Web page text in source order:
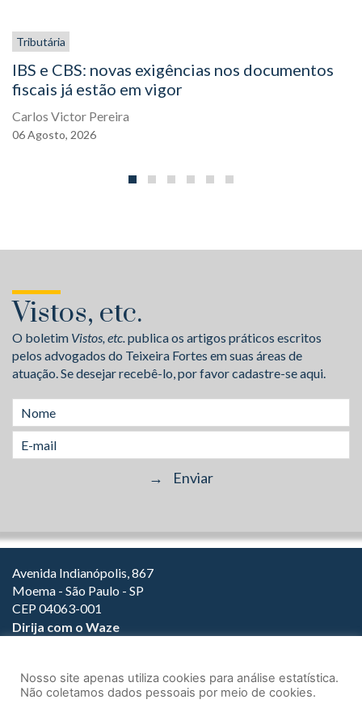
Tributária
IBS e CBS: novas exigências nos documentos
fiscais já estão em vigor
Carlos Victor Pereira
06Agosto, 2026
Vistos, etc.
O boletim Vistos, etc.publica os artigos práticos escritos
pelos advogados do Teixeira Fortes em suas áreas de
atuação. Se desejar recebê-lo, por favor cadastre-se aqui.
Avenida Indianópolis, 867
Moema - São Paulo - SP
CEP 04063-001
Dirija com o Waze
(11) 3147-1800
Nosso site apenas utiliza cookies para análise estatística.
Não coletamos dados pessoais por meio de cookies.